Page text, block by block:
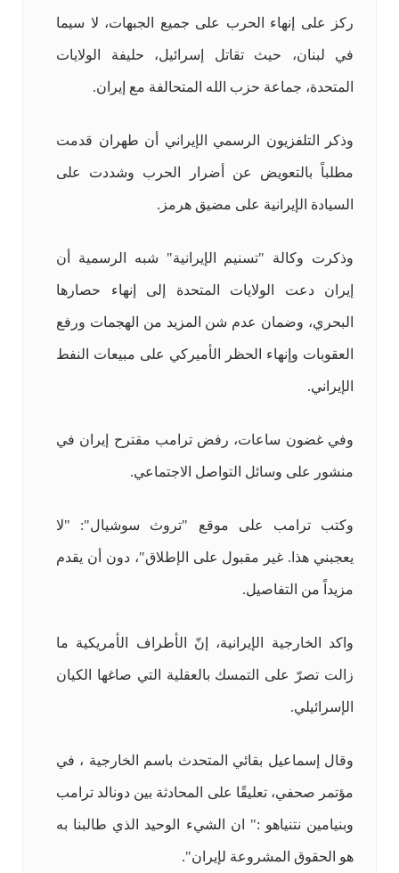
ركز على إنهاء الحرب على جميع الجبهات، لا سيما
في لبنان، حيث تقاتل إسرائيل، حليفة الولايات
المتحدة، جماعة حزب الله المتحالفة مع إيران.
وذكر التلفزيون الرسمي الإيراني أن طهران قدمت
مطلباً بالتعويض عن أضرار الحرب وشددت على
السيادة الإيرانية على مضيق هرمز.
وذكرت وكالة "تسنيم الإيرانية" شبه الرسمية أن
إيران دعت الولايات المتحدة إلى إنهاء حصارها
البحري، وضمان عدم شن المزيد من الهجمات ورفع
العقوبات وإنهاء الحظر الأميركي على مبيعات النفط
الإيراني.
وفي غضون ساعات، رفض ترامب مقترح إيران في
منشور على وسائل التواصل الاجتماعي.
وكتب ترامب على موقع "تروث سوشيال": "لا
يعجبني هذا. غير مقبول على الإطلاق"، دون أن يقدم
مزيداً من التفاصيل.
و اكد الخارجية الإيرانية، إنّ الأطراف الأمريكية ما
زالت تصرّ على التمسك بالعقلية التي صاغها الكيان
الإسرائيلي.
وقال إسماعيل بقائي المتحدث باسم الخارجية ، في
مؤتمر صحفي، تعليقًا على المحادثة بين دونالد ترامب
وبنيامين نتنياهو :" ان الشيء الوحيد الذي طالبنا به
هو الحقوق المشروعة لإيران".